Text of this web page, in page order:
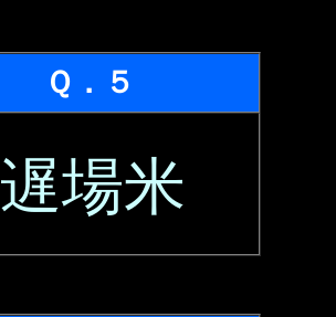
Ｑ．５
遅場米